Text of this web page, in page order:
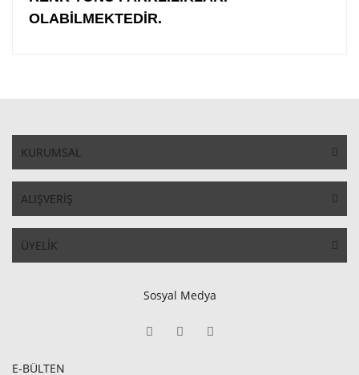
OLABİLMEKTEDİR.
KURUMSAL
ALIŞVERİŞ
ÜYELİK
Sosyal Medya
E-BÜLTEN